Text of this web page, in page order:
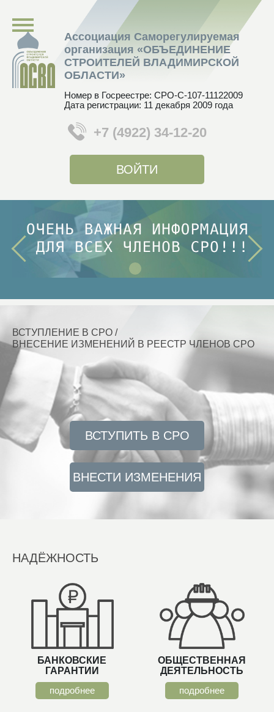
Ассоциация Саморегулируемая
организация «ОБЪЕДИНЕНИЕ
СТРОИТЕЛЕЙ ВЛАДИМИРСКОЙ
ОБЛАСТИ»
Номер в Госреестре: СРО-С-107-11122009
Дата регистрации: 11 декабря 2009 года
+7 (4922) 34-12-20
ВОЙТИ
ВСТУПЛЕНИЕ В СРО /
ВНЕСЕНИЕ ИЗМЕНЕНИЙ В РЕЕСТР ЧЛЕНОВ СРО
ВСТУПИТЬ В CPO
ВНЕСТИ ИЗМЕНЕНИЯ
НАДЁЖНОСТЬ
БАНКОВСКИЕ
ГАРАНТИИ
подробнее
ОБЩЕСТВЕННАЯ
ДЕЯТЕЛЬНОСТЬ
подробнее